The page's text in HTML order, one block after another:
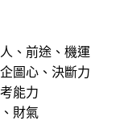
、前途、機運
圖心、決斷力
能力
財氣